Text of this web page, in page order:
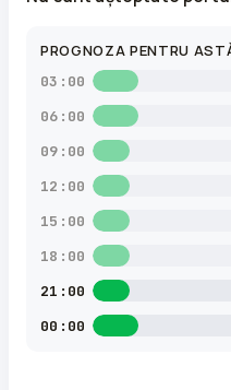
PROGNOZA PENTRU
03:00
06:00
09:00
12:00
15:00
18:00
21:00
00:00